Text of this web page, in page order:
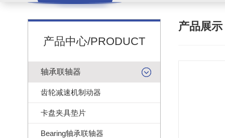
产品中心/PRODUCT
轴承联轴器
齿轮减速机制动器
卡盘夹具垫片
Bearing轴承联轴器
产品展示